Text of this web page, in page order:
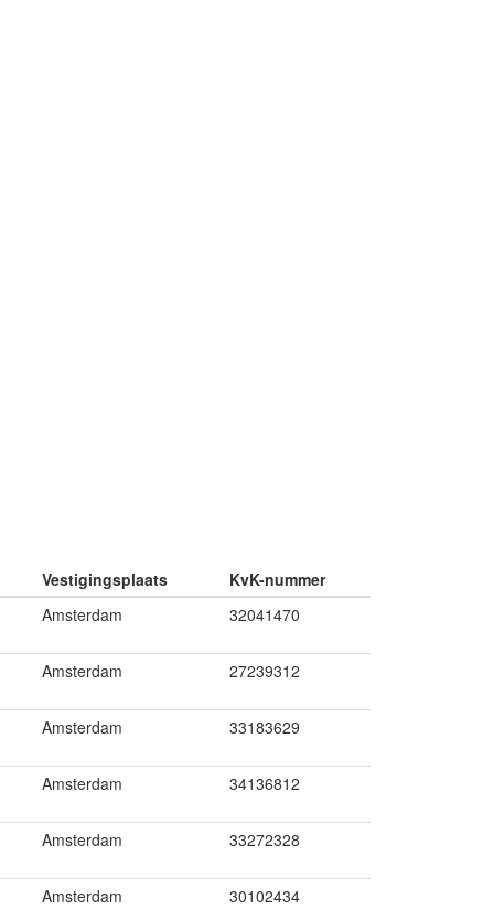
Vestigingsplaats
KvK-nummer
Amsterdam 32041470
Amsterdam 27239312
Amsterdam 33183629
Amsterdam 34136812
Amsterdam 33272328
Amsterdam 30102434